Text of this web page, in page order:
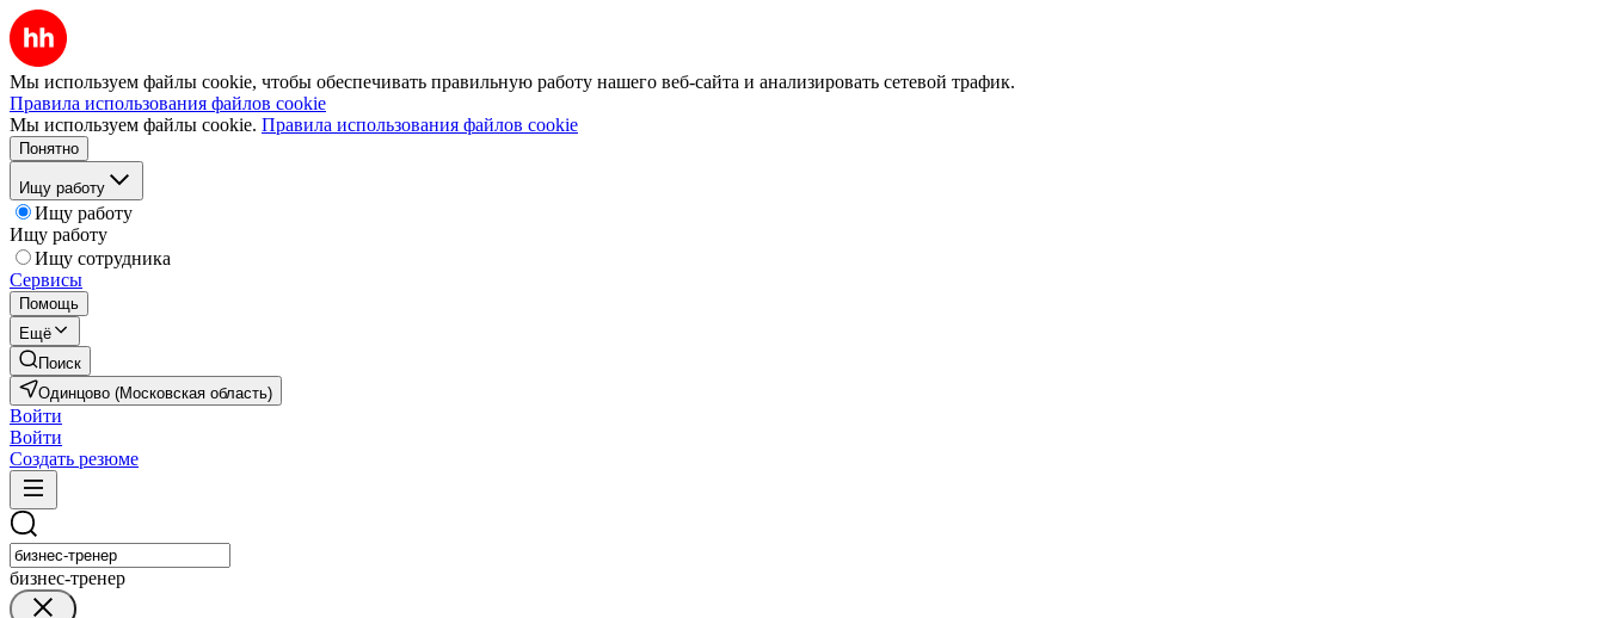
Мы используем файлы cookie, чтобы обеспечивать правильную работу нашего веб-сайта и анализировать сетевой трафик.
Правила использования файлов cookie
Мы используем файлы cookie. Правила использования файлов cookie
Понятно
Ищу работу
Ищу работу
Ищу работу
Ищу сотрудника
Сервисы
Помощь
Ещё
Поиск
Одинцово (Московская область)
Войти
Войти
Создать резюме
бизнес-тренер